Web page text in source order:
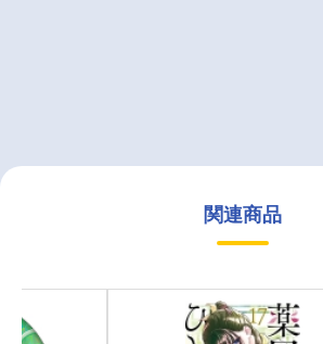
関連商品